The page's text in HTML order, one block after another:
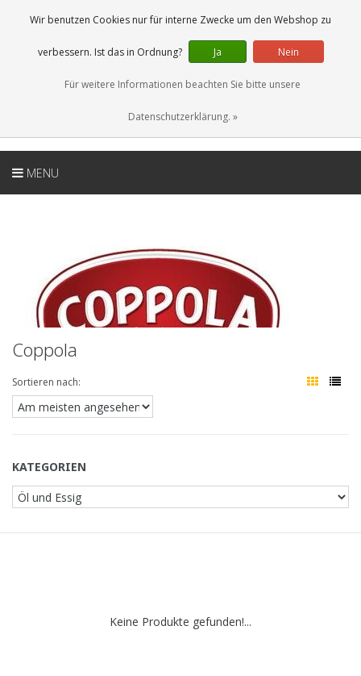
0 Artikel
DE
MENU
Coppola
Sortieren nach:
KATEGORIEN
Keine Produkte gefunden!...
Wir benutzen Cookies nur für interne Zwecke um den Webshop zu
verbessern. Ist das in Ordnung? Ja Nein
Für weitere Informationen beachten Sie bitte unsere
Datenschutzerklärung. »